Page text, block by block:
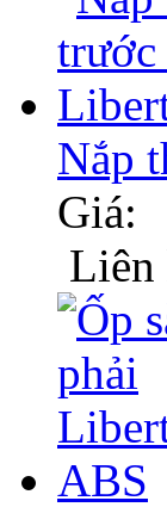
Nắp
Giá:
Liên